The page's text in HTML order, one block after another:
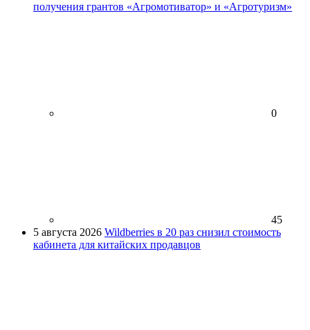
получения грантов «Агромотиватор» и «Агротуризм»
0
45
5 августа 2026 Wildberries в 20 раз снизил стоимость
кабинета для китайских продавцов